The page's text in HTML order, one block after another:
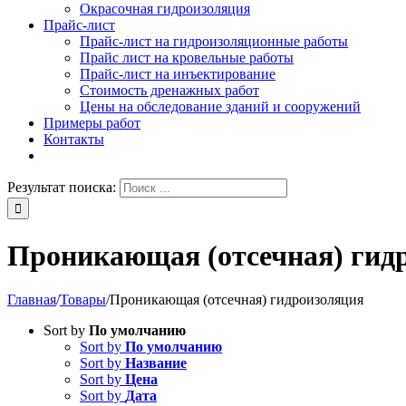
Окрасочная гидроизоляция
Прайс-лист
Прайс-лист на гидроизоляционные работы
Прайс лист на кровельные работы
Прайс-лист на инъектирование
Стоимость дренажных работ
Цены на обследование зданий и сооружений
Примеры работ
Контакты
Результат поиска:
Проникающая (отсечная)
Главная/Товары/Проникающая (отсечная) гидроизоляция
Sort by По умолчанию
Sort by По умолчанию
Sort by Название
Sort by Цена
Sort by Дата